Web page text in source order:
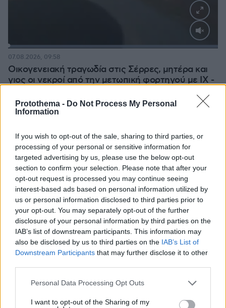
Protothema - Do Not Process My Personal
Information
If you wish to opt-out of the sale, sharing to third parties, or
processing of your personal or sensitive information for
targeted advertising by us, please use the below opt-out
section to confirm your selection. Please note that after your
opt-out request is processed you may continue seeing
interest-based ads based on personal information utilized by
us or personal information disclosed to third parties prior to
your opt-out. You may separately opt-out of the further
disclosure of your personal information by third parties on the
IAB’s list of downstream participants. This information may
also be disclosed by us to third parties on the IAB’s List of
Downstream Participants that may further disclose it to other
Please note that this website/app uses one or more Google
not limited to your visit or usage behaviour. You may click to
Personal Data Processing Opt Outs
I want to opt-out of the Sharing of my
Loaded:
Οικογενειακή τραγωδία στις Σέρρες, μητέρα και
γιος οι νεκροί από την μετωπική φορτηγού με ΙΧ -
σύγκρουσης
07.08.2026, 09:58